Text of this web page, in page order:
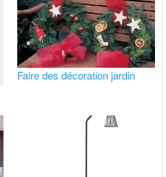
Faire des décoration jardin